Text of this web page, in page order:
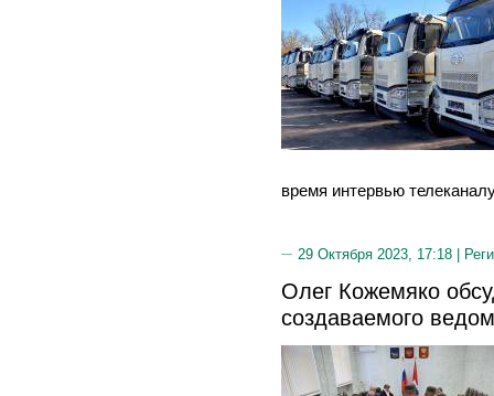
время интервью
29 Октября 2023, 17:18 |
Олег Кожемяко
создаваемого